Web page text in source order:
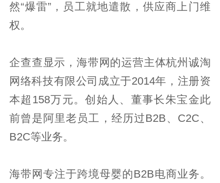
然“爆雷”，员工就地遣散，供应商上门维
权。
企查查显示，海带网的运营主体杭州诚淘
网络科技有限公司成立于2014年，注册资
本超158万元。创始人、董事长朱宝金此
前曾是阿里老员工，经历过B2B、C2C、
B2C等业务。
海带网专注于跨境母婴的B2B电商业务。